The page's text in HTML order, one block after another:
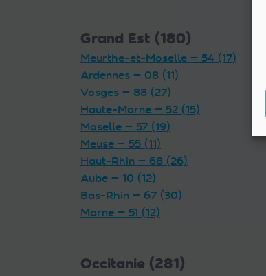
Grand Est (180)
Meurthe-et-Moselle — 54 (17)
Ardennes — 08 (11)
Vosges — 88 (27)
Haute-Marne — 52 (15)
Moselle — 57 (19)
Meuse — 55 (11)
Haut-Rhin — 68 (26)
Aube — 10 (12)
Bas-Rhin — 67 (30)
Marne — 51 (12)
Occitanie (281)